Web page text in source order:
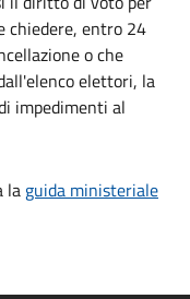
chiedere, entro 24
o che
elettori, la
impedimenti al
la guida ministeriale